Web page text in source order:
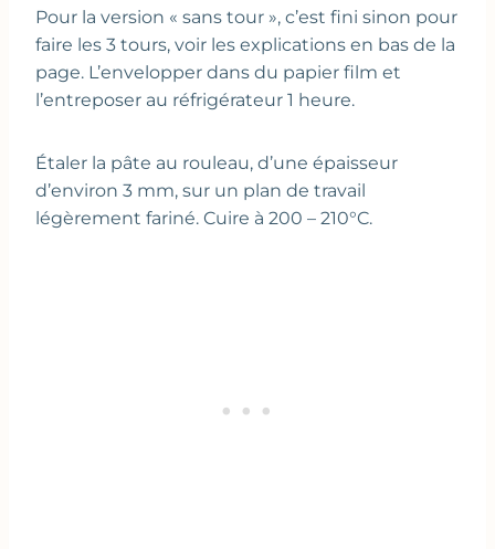
Pour la version « sans tour », c’est fini sinon pour
faire les 3 tours, voir les explications en bas de la
page. L’envelopper dans du papier film et
l’entreposer au réfrigérateur 1 heure.
Étaler la pâte au rouleau, d’une épaisseur
d’environ 3 mm, sur un plan de travail
légèrement fariné. Cuire à 200 – 210°C.